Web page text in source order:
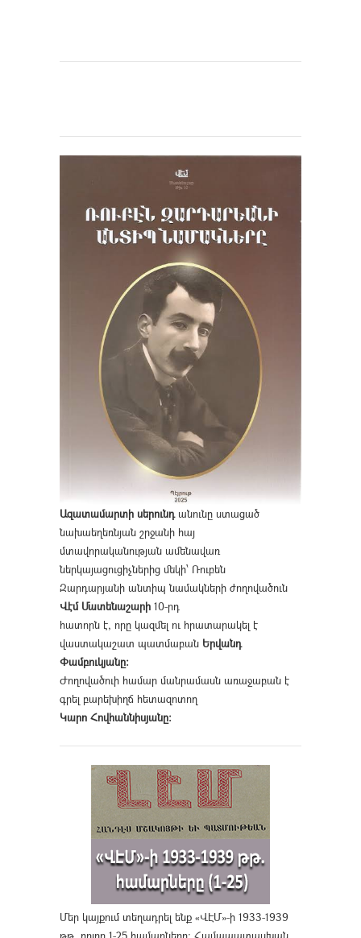
Ազատամարտի սերունդանունը ստացած
նախաեղեռնյան շրջանի հայ
մտավորականության ամենավառ
ներկայացուցիչներից մեկի՝ Ռուբեն
Զարդարյանի անտիպ նամակների ժողովածուն
Վէմ Մատենաշարի 10-րդ
հատորն է, որը կազմել ու հրատարակել է
վաստակաշատ պատմաբան Երվանդ
Փամբուկյանը։
Ժողովածուի համար մանրամասն առաջաբան է
գրել բարեխիղճ հետազոտող
Կարո Հովհաննիսյանը։
Մեր կայքում տեղադրել ենք «ՎԷՄ»-ի 1933-1939